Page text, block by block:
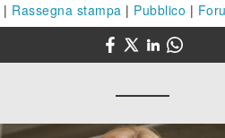
| Rassegna stampa | Pubblico |